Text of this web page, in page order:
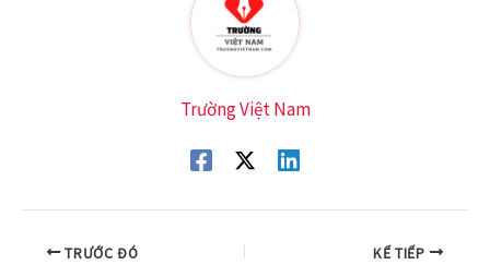
Trường Việt Nam
TRƯỚC ĐÓ KẾ TIẾP